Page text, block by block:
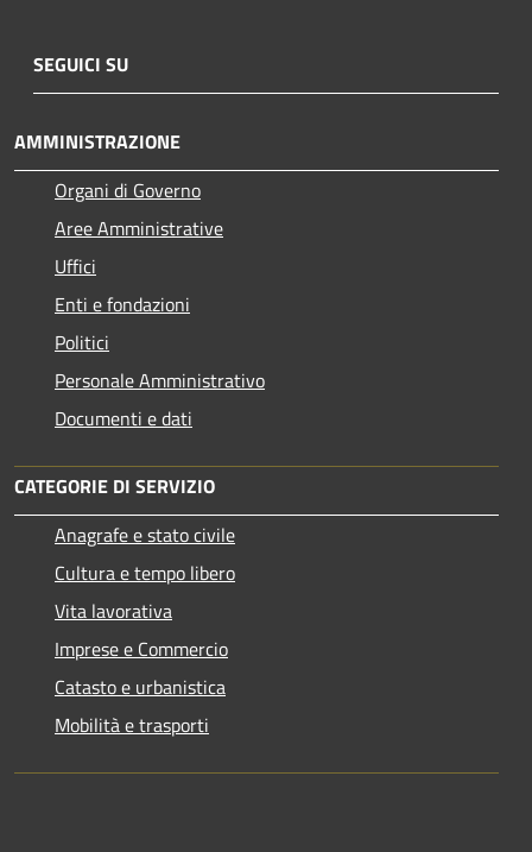
SEGUICI SU
AMMINISTRAZIONE
Organi di Governo
Aree Amministrative
Uffici
Enti e fondazioni
Politici
Personale Amministrativo
Documenti e dati
CATEGORIE DI SERVIZIO
Anagrafe e stato civile
Cultura e tempo libero
Vita lavorativa
Imprese e Commercio
Catasto e urbanistica
Mobilità e trasporti